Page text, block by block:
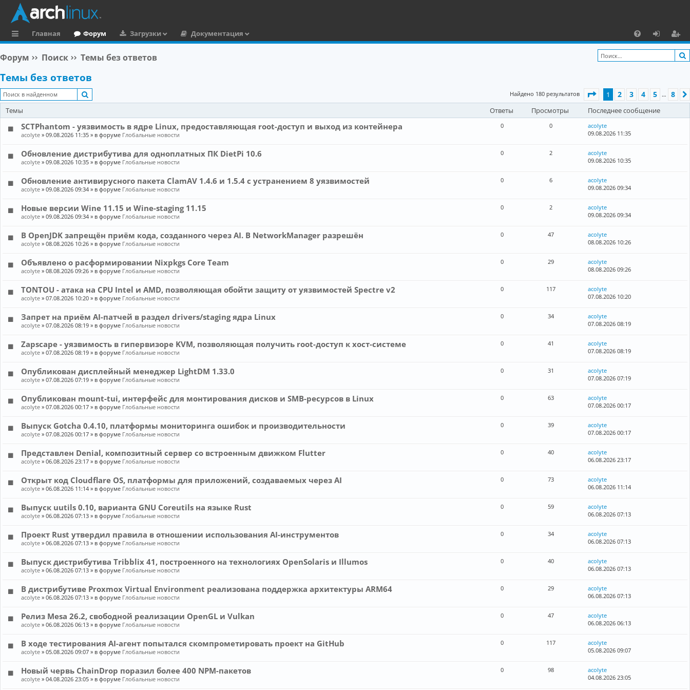
ы
л
к
и
Главная Форум Загрузки
Документация
F
A
х
о
ег
и
Форум Поиск Темы без ответов
Темы без ответов
Найдено 180 результатов Страница из 8
1 2 3 4 5 … 8
Темы Ответы Просмотры Последнее сообщение
SCTPhantom - уязвимость в ядре Linux, предоставляющая root-доступ и выход из контейнера
acolyte » 09.08.2026 11:35 » в форуме Глобальные новости
0 0
acolyte
09.08.2026 11:35
Обновление дистрибутива для одноплатных ПК DietPi 10.6
acolyte » 09.08.2026 10:35 » в форуме Глобальные новости
0 2
acolyte
09.08.2026 10:35
Обновление антивирусного пакета ClamAV 1.4.6 и 1.5.4 с устранением 8 уязвимостей
acolyte » 09.08.2026 09:34 » в форуме Глобальные новости
0 6
acolyte
09.08.2026 09:34
Новые версии Wine 11.15 и Wine-staging 11.15
acolyte » 09.08.2026 09:34 » в форуме Глобальные новости
0 2
acolyte
09.08.2026 09:34
В OpenJDK запрещён приём кода, созданного через AI. В NetworkManager разрешён
acolyte » 08.08.2026 10:26 » в форуме Глобальные новости
0 47
acolyte
08.08.2026 10:26
Объявлено о расформировании Nixpkgs Core Team
acolyte » 08.08.2026 09:26 » в форуме Глобальные новости
0 29
acolyte
08.08.2026 09:26
TONTOU - атака на CPU Intel и AMD, позволяющая обойти защиту от уязвимостей Spectre v2
acolyte » 07.08.2026 10:20 » в форуме Глобальные новости
0 117
acolyte
07.08.2026 10:20
Запрет на приём AI-патчей в раздел drivers/staging ядра Linux
acolyte » 07.08.2026 08:19 » в форуме Глобальные новости
0 34
acolyte
07.08.2026 08:19
Zapscape - уязвимость в гипервизоре KVM, позволяющая получить root-доступ к хост-системе
acolyte » 07.08.2026 08:19 » в форуме Глобальные новости
0 41
acolyte
07.08.2026 08:19
Опубликован дисплейный менеджер LightDM 1.33.0
acolyte » 07.08.2026 07:19 » в форуме Глобальные новости
0 31
acolyte
07.08.2026 07:19
Опубликован mount-tui, интерфейс для монтирования дисков и SMB-ресурсов в Linux
acolyte » 07.08.2026 00:17 » в форуме Глобальные новости
0 63
acolyte
07.08.2026 00:17
Выпуск Gotcha 0.4.10, платформы мониторинга ошибок и производительности
acolyte » 07.08.2026 00:17 » в форуме Глобальные новости
0 39
acolyte
07.08.2026 00:17
Представлен Denial, композитный сервер со встроенным движком Flutter
acolyte » 06.08.2026 23:17 » в форуме Глобальные новости
0 40
acolyte
06.08.2026 23:17
Открыт код Cloudflare OS, платформы для приложений, создаваемых через AI
acolyte » 06.08.2026 11:14 » в форуме Глобальные новости
0 73
acolyte
06.08.2026 11:14
Выпуск uutils 0.10, варианта GNU Coreutils на языке Rust
acolyte » 06.08.2026 07:13 » в форуме Глобальные новости
0 59
acolyte
06.08.2026 07:13
Проект Rust утвердил правила в отношении использования AI-инструментов
acolyte » 06.08.2026 07:13 » в форуме Глобальные новости
0 34
acolyte
06.08.2026 07:13
Выпуск дистрибутива Tribblix 41, построенного на технологиях OpenSolaris и Illumos
acolyte » 06.08.2026 07:13 » в форуме Глобальные новости
0 40
acolyte
06.08.2026 07:13
В дистрибутиве Proxmox Virtual Environment реализована поддержка архитектуры ARM64
acolyte » 06.08.2026 07:13 » в форуме Глобальные новости
0 29
acolyte
06.08.2026 07:13
Релиз Mesa 26.2, свободной реализации OpenGL и Vulkan
acolyte » 06.08.2026 06:13 » в форуме Глобальные новости
0 47
acolyte
06.08.2026 06:13
В ходе тестирования AI-агент попытался скомпрометировать проект на GitHub
acolyte » 05.08.2026 09:07 » в форуме Глобальные новости
0 117
acolyte
05.08.2026 09:07
Новый червь ChainDrop поразил более 400 NPM-пакетов
acolyte » 04.08.2026 23:05 » в форуме Глобальные новости
0 98
acolyte
04.08.2026 23:05